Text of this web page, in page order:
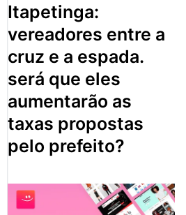
itapetinga:
vereadores entre a
cruz e a espada.
será que eles
aumentarão as
taxas propostas
pelo prefeito?